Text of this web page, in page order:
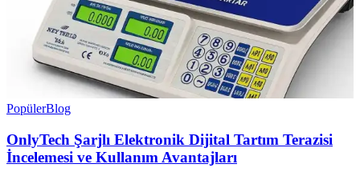
PopülerBlog
OnlyTech Şarjlı Elektronik Dijital Tartım Terazisi
İncelemesi ve Kullanım Avantajları